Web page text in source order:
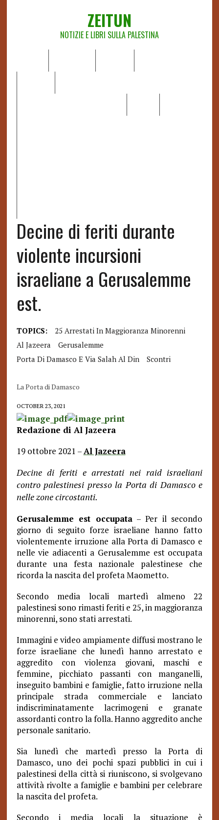
ZEITUN
NOTIZIE E LIBRI SULLA PALESTINA
Decine di feriti durante
violente incursioni
israeliane a Gerusalemme
est.
TOPICS:
25 Arrestati In Maggioranza Minorenni
Al Jazeera
Gerusalemme
Porta Di Damasco E Via Salah Al Din
Scontri
La Porta di Damasco
OCTOBER 23, 2021
Redazione di Al Jazeera
19 ottobre 2021 –Al Jazeera
Decine di feriti e arrestati nei raid israeliani
contro palestinesi presso la Porta di Damasco e
nelle zone circostanti.
Gerusalemme est occupata– Per il secondo
giorno di seguito forze israeliane hanno fatto
violentemente irruzione alla Porta di Damasco e
nelle vie adiacenti a Gerusalemme est occupata
durante una festa nazionale palestinese che
ricorda la nascita del profeta Maometto.
Secondo media locali martedì almeno 22
palestinesi sono rimasti feriti e 25, in maggioranza
minorenni, sono stati arrestati.
Immagini e video ampiamente diffusi mostrano le
forze israeliane che lunedì hanno arrestato e
aggredito con violenza giovani, maschi e
femmine, picchiato passanti con manganelli,
inseguito bambini e famiglie, fatto irruzione nella
principale strada commerciale e lanciato
indiscriminatamente lacrimogeni e granate
assordanti contro la folla.Hanno aggredito anche
personale sanitario.
Sia lunedì che martedì presso la Porta di
Damasco, uno dei pochi spazi pubblici in cui i
palestinesi della città si riuniscono, si svolgevano
attività rivolte a famiglie e bambini per celebrare
la nascita del profeta.
Secondo i media locali la situazione è